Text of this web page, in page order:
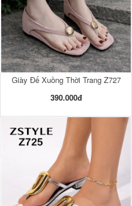
Giày Đế Xuồng Thời Trang Z727
390.000đ